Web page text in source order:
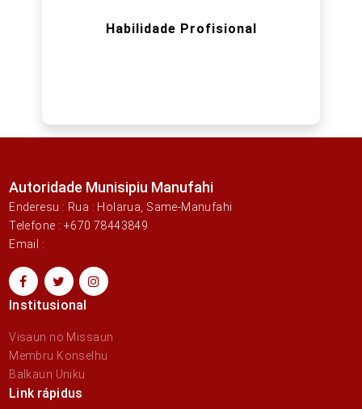
Habilidade Profisional
Autoridade Munisipiu Manufahi
Enderesu : Rua : Holarua, Same-Manufahi
Telefone : +670 78443849
Email :
Institusional
Visaun no Missaun
Membru Konselhu
Balkaun Uniku
Link rápidus